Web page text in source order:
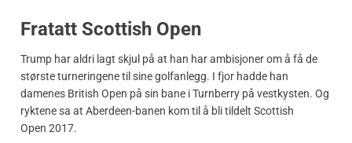
Fratatt Scottish Open
Trump har aldri lagt skjul på at han har ambisjoner om å få de
største turneringene til sine golfanlegg. I fjor hadde han
damenes British Open på sin bane i Turnberry på vestkysten. Og
ryktene sa at Aberdeen-banen kom til å bli tildelt Scottish
Open 2017.